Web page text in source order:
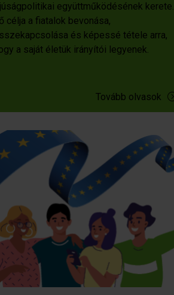
együttműködésének kerete.
célja a fiatalok bevonása,
és képessé tétele arra,
a saját életük irányítói legyenek.
Tovább olvasok